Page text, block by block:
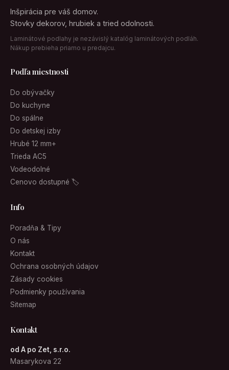
Inšpirácia pre váš domov.
Stovky dekorov, hrubiek a tried odolnosti.
Laminátové podlahy je nezávislý katalóg laminátových podláh.
Nákup prebieha priamo u predajcu.
Podľa miestnosti
Do obývačky
Do kuchyne
Do spálne
Do detskej izby
Hrubé 12 mm+
Trieda AC5
Vodeodolné
Cenovo dostupné 🏷
Info
Poradňa & Tipy
O nás
Kontakt
Ochrana osobných údajov
Zásady cookies
Podmienky používania
Sitemap
Kontakt
od A po Zet, s.r.o.
Masarykova 22